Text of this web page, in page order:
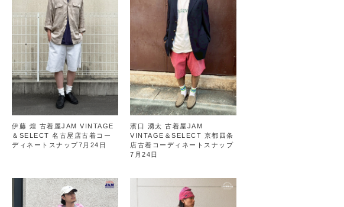
伊藤 煌 古着屋JAM VINTAGE
＆SELECT 名古屋店古着コー
ディネートスナップ7月24日
濱口 湧太 古着屋JAM
VINTAGE＆SELECT 京都四条
店古着コーディネートスナップ
7月24日